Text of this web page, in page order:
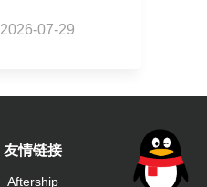
2026-07-29
友情链接
Aftership